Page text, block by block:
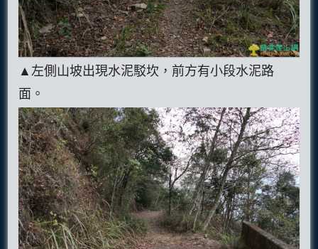
▲左側山坡出現水泥駁坎，前方有小段水泥路
面。